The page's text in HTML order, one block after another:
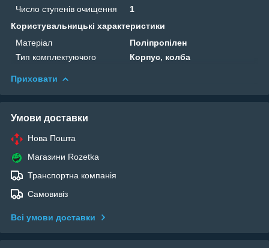
Число ступенів очищення
1
Користувальницькі характеристики
Матеріал
Поліпропілен
Тип комплектуючого
Корпус, колба
Приховати
Умови доставки
Нова Пошта
Магазини Rozetka
Транспортна компанія
Самовивіз
Всі умови доставки